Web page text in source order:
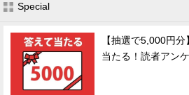
Special
【抽選で5,000円
当たる！読者アン